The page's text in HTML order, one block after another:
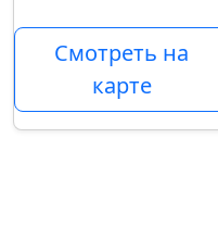
Смотреть на
карте